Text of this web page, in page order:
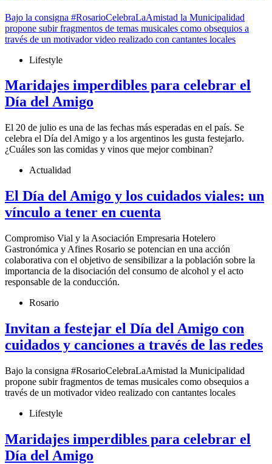
Bajo la consigna #RosarioCelebraLaAmistad la Municipalidad
propone subir fragmentos de temas musicales como obsequios a
través de un motivador video realizado con cantantes locales
Lifestyle
Maridajes imperdibles para celebrar el
Día del Amigo
El 20 de julio es una de las fechas más esperadas en el país. Se
celebra el Día del Amigo y a los argentinos les gusta festejarlo.
¿Cuáles son las comidas y vinos que mejor combinan?
Actualidad
El Día del Amigo y los cuidados viales: un
vínculo a tener en cuenta
Compromiso Vial y la Asociación Empresaria Hotelero
Gastronómica y Afines Rosario se potencian en una acción
colaborativa con el objetivo de sensibilizar a la población sobre la
importancia de la disociación del consumo de alcohol y el acto
responsable de la conducción.
Rosario
Invitan a festejar el Día del Amigo con
cuidados y canciones a través de las redes
Bajo la consigna #RosarioCelebraLaAmistad la Municipalidad
propone subir fragmentos de temas musicales como obsequios a
través de un motivador video realizado con cantantes locales
Lifestyle
Maridajes imperdibles para celebrar el
Día del Amigo